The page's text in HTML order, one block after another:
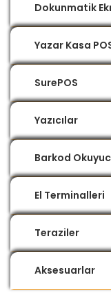
Dokunmatik
Yazar Kasa
SurePOS
Yazıcılar
Barkod
El Terminalleri
Teraziler
Aksesuarlar